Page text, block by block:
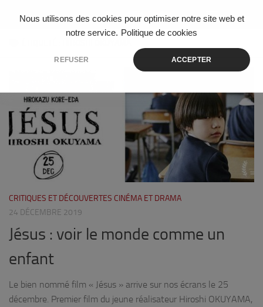
Nous utilisons des cookies pour optimiser notre site web et
notre service. Politique de cookies
REFUSER ACCEPTER
Skip to content
CRITIQUES ET DÉCOUVERTES CINÉMA ET DRAMA
24 DÉCEMBRE 2019
Jésus : voir le monde comme un
enfant
Le bien nommé film « Jésus » arrive sur nos écrans le 25
décembre. Premier film du jeune réalisateur Hiroshi OKUYAMA,